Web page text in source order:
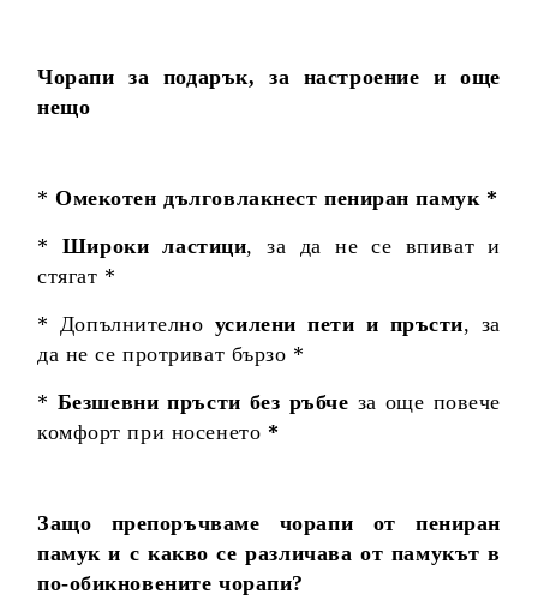
Чорапи за подарък, за настроение и още
нещо
*Омекотен дълговлакнест пениран памук *
* Широки ластици, за да не се впиват и
стягат *
* Допълнително усилени пети и пръсти, за
да не се протриват бързо *
* Безшевни пръсти без ръбче за още повече
комфорт при носенето *
Защо препоръчваме чорапи от пениран
памук и с какво се различава от памукът в
по-обикновените чорапи?